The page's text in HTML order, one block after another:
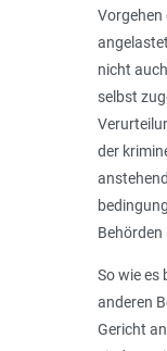
Vorgehen
nicht
selbst
der
Behörden
So wie es
anderen
Gericht